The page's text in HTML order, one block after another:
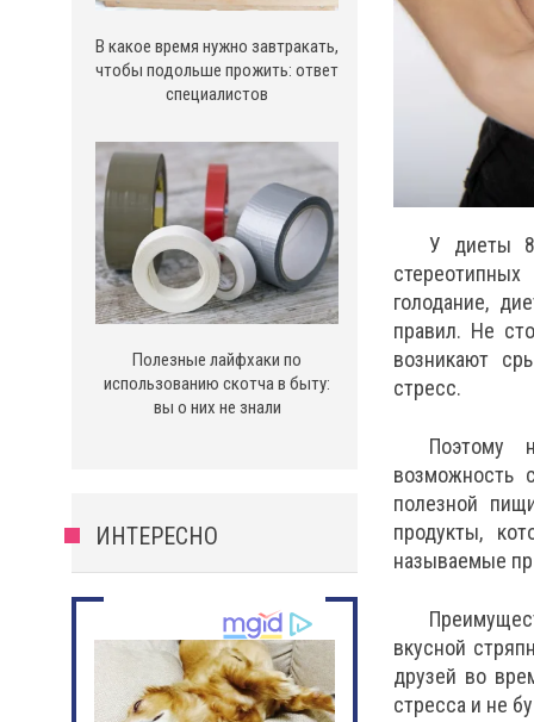
В какое время нужно завтракать,
чтобы подольше прожить: ответ
специалистов
Полезные лайфхаки по
использованию скотча в быту:
вы о них не знали
ИНТЕРЕСНО
У диеты
голодание,
правил. Не
возникают
стресс.
Поэтому
возможность
полезной
продукты,
называемые
вкусной
друзей во
стресса и не